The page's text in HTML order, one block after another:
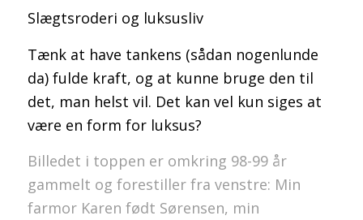
Slægtsroderi og luksusliv
Tænk at have tankens (sådan nogenlunde
da) fulde kraft, og at kunne bruge den til
det, man helst vil. Det kan vel kun siges at
være en form for luksus?
Billedet i toppen er omkring 98-99 år
gammelt og forestiller fra venstre: Min
farmor Karen født Sørensen, min